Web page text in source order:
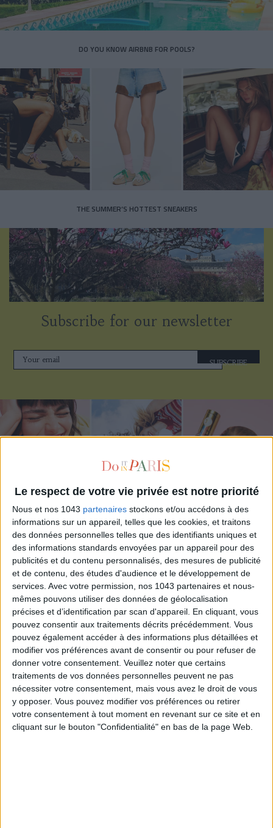
Le respect de votre vie privée est notre priorité
Nous et nos 1043 partenaires stockons et/ou accédons à des
informations sur un appareil, telles que les cookies, et traitons
des données personnelles telles que des identifiants uniques et
des informations standards envoyées par un appareil pour des
publicités et du contenu personnalisés, des mesures de publicité
et de contenu, des études d'audience et le développement de
services. Avec votre permission, nos 1043 partenaires et nous-
mêmes pouvons utiliser des données de géolocalisation
précises et d’identification par scan d'appareil. En cliquant, vous
pouvez consentir aux traitements décrits précédemment. Vous
pouvez également accéder à des informations plus détaillées et
modifier vos préférences avant de consentir ou pour refuser de
donner votre consentement. Veuillez noter que certains
traitements de vos données personnelles peuvent ne pas
nécessiter votre consentement, mais vous avez le droit de vous
y opposer. Vous pouvez modifier vos préférences ou retirer
votre consentement à tout moment en revenant sur ce site et en
cliquant sur le bouton "Confidentialité" en bas de la page Web.
DO YOU KNOW AIRBNB FOR POOLS?
THE SUMMER’S HOTTEST SNEAKERS
Subscribe for our newsletter
SUBSCRIBE
ADOPT PARFUMS IS REVOLUTIONIZING AFFORDABLE MADE-IN-FRANCE
FRAGRANCES
15 IDEAS FOR ENJOYING AUGUST IN PARIS